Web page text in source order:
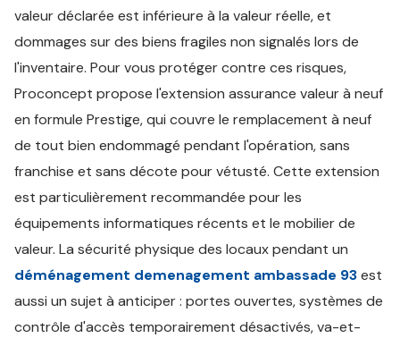
valeur déclarée est inférieure à la valeur réelle, et
dommages sur des biens fragiles non signalés lors de
l'inventaire. Pour vous protéger contre ces risques,
Proconcept propose l'extension assurance valeur à neuf
en formule Prestige, qui couvre le remplacement à neuf
de tout bien endommagé pendant l'opération, sans
franchise et sans décote pour vétusté. Cette extension
est particulièrement recommandée pour les
équipements informatiques récents et le mobilier de
valeur. La sécurité physique des locaux pendant un
déménagement demenagement ambassade 93est
aussi un sujet à anticiper : portes ouvertes, systèmes de
contrôle d'accès temporairement désactivés, va-et-